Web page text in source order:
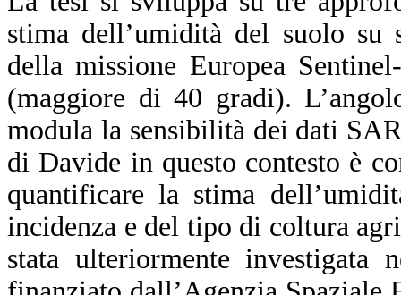
stima dell’umidità del suolo
della missione Europea
(maggiore di 40 gradi).
modula la sensibilità dei dati
di Davide in questo contesto è
quantificare la stima
incidenza e del tipo di coltura
stata ulteriormente investigata